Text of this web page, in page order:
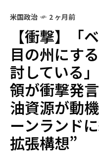
米国政治 2 ヶ月前
【衝撃】「
目の州にす
討している
領が衝撃発
油資源が動
ーンランド
拡張構想”